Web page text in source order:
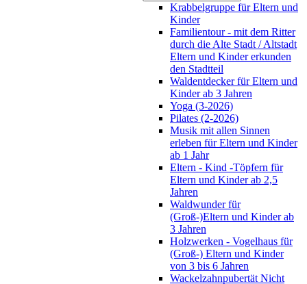
Krabbelgruppe für Eltern und
Kinder
Familientour - mit dem Ritter
durch die Alte Stadt / Altstadt
Eltern und Kinder erkunden
den Stadtteil
Waldentdecker für Eltern und
Kinder ab 3 Jahren
Yoga (3-2026)
Pilates (2-2026)
Musik mit allen Sinnen
erleben für Eltern und Kinder
ab 1 Jahr
Eltern - Kind -Töpfern für
Eltern und Kinder ab 2,5
Jahren
Waldwunder für
(Groß-)Eltern und Kinder ab
3 Jahren
Holzwerken - Vogelhaus für
(Groß-) Eltern und Kinder
von 3 bis 6 Jahren
Wackelzahnpubertät Nicht